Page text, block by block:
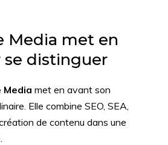
Media met en
se distinguer
Media met en avant son
Elle combine SEO, SEA,
de contenu dans une